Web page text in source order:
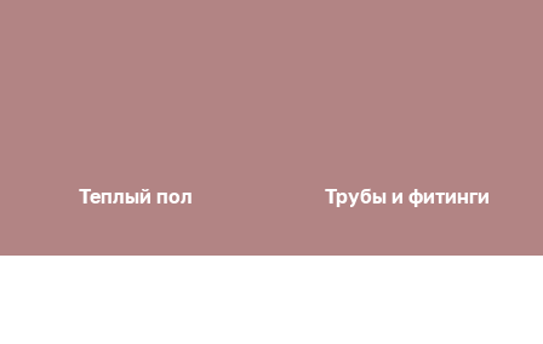
Теплый пол Трубы и фитинги